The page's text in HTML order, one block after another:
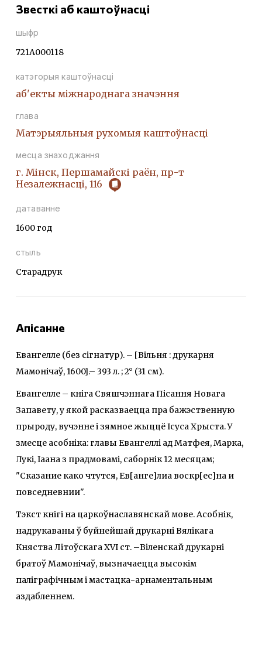
Звесткі аб каштоўнасці
шыфр
721А000118
катэгорыя каштоўнасці
аб'екты міжнароднага значэння
глава
Матэрыяльныя рухомыя каштоўнасці
месца знаходжання
г. Мінск, Першамайскі раён, пр-т
Незалежнасці, 116
датаванне
1600 год
стыль
Старадрук
Апісанне
Евангелле (без сігнатур). – [Вільня : друкарня
Мамонічаў, 1600].– 393 л. ; 2° (31 см).
Евангелле – кніга Свяшчэннага Пісання Новага
Запавету, у якой расказваецца пра бажэственную
прыроду, вучэнне і зямное жыццё Ісуса Хрыста. У
змесце асобніка: главы Евангеллі ад Матфея, Марка,
Лукі, Іаана з прадмовамі, саборнік 12 месяцам;
"Сказание како чтутся, Ев[анге]лиа воскр[ес]на и
повседневнии".
Тэкст кнігі на царкоўнаславянскай мове. Асобнік,
надрукаваны ў буйнейшай друкарні Вялікага
Княства Літоўскага XVI ст. –Віленскай друкарні
братоў Мамонічаў, вызначаецца высокім
паліграфічным і мастацка-арнаментальным
аздабленнем.